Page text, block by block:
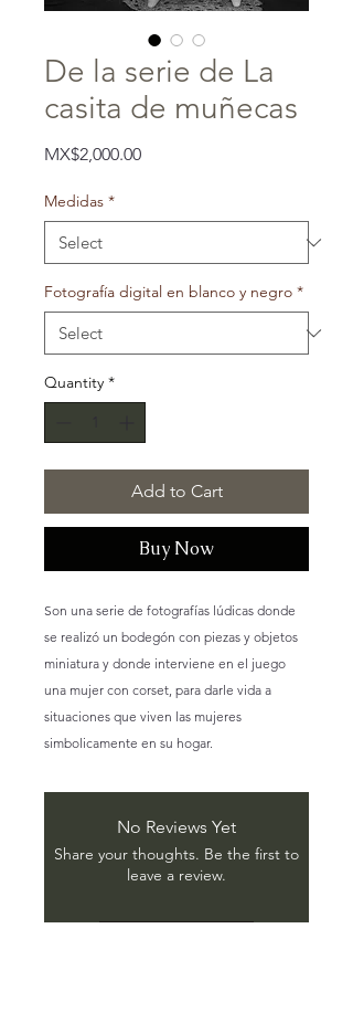
De la serie de La
casita de muñecas
MX$2,000.00Price
Medidas *
Fotografía digital en blanco y negro *
Quantity *
Add to Cart
Buy Now
Son una serie de fotografías lúdicas donde
se realizó un bodegón con piezas y objetos
miniatura y donde interviene en el juego
una mujer con corset, para darle vida a
situaciones que viven las mujeres
simbolicamente en su hogar.
No Reviews Yet
Share your thoughts. Be the first to
leave a review.